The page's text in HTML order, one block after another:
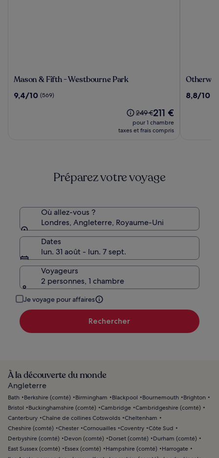
Mason
Fifth
Mason & Fifth - Westbourne Park
9.4
9,4/10 (569)
Le
prix
était
d’informations
sur
standard.
249 €Le
nouveau
prix
211 €
pour 1 chambre
taxes et frais compris
Pod
8.8
8,8/10
Préparez votre voyage
Où allez-vous ?
Londres, Angleterre, Royaume-Uni
Dates
lun. 31 août - lun. 7 sept.
Voyageurs
2 personnes, 1 chambre
Je voyage pour affaires
Rechercher
À la découverte du monde
Angleterre
Bath Berkshire (comté) Birmingham Blackpool Bournemouth
Brighton
Bristol
Buckinghamshire (comté) Cambridge Cambridgeshire (comté)
Canterbury Chaîne de collines Cotswolds Cheltenham
Cheshire (comté)
Chester Cornouailles Coventry Côte Sud
Derbyshire (comté)
Devon (comté) Dorset (comté)
Durham (comté)
East Sussex (comté)
Essex (comté) Hampshire (comté)
Harrogate